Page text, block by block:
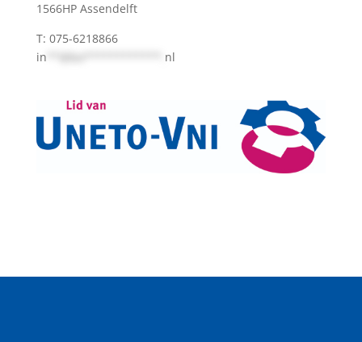
1566HP Assendelft
T: 075-6218866
in
nl